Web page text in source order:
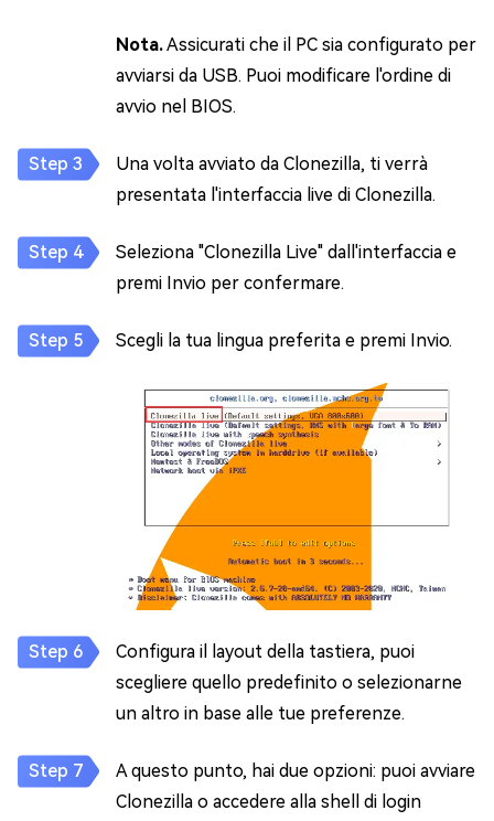
Nota.Assicurati che il PC sia configurato per
avviarsi da USB. Puoi modificare l'ordine di
avvio nel BIOS.
Una volta avviato da Clonezilla, ti verrà
presentata l'interfaccia live di Clonezilla.
Seleziona "Clonezilla Live" dall'interfaccia e
premi Invio per confermare.
Scegli la tua lingua preferita e premi Invio.
Configura il layout della tastiera, puoi
scegliere quello predefinito o selezionarne
un altro in base alle tue preferenze.
A questo punto, hai due opzioni: puoi avviare
Clonezilla o accedere alla shell di login